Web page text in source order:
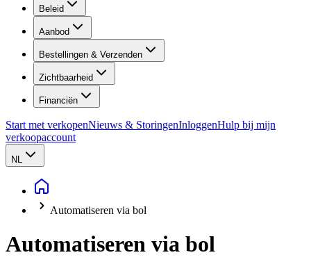
Beleid
Aanbod
Bestellingen & Verzenden
Zichtbaarheid
Financiën
Start met verkopenNieuws & StoringenInloggenHulp bij mijn
verkoopaccount
NL
Automatiseren via bol
Automatiseren via bol